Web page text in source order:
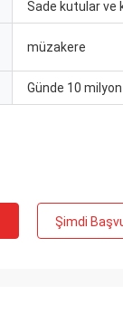
Sade kutular ve
müzakere
Günde 10 milyon
Şimdi